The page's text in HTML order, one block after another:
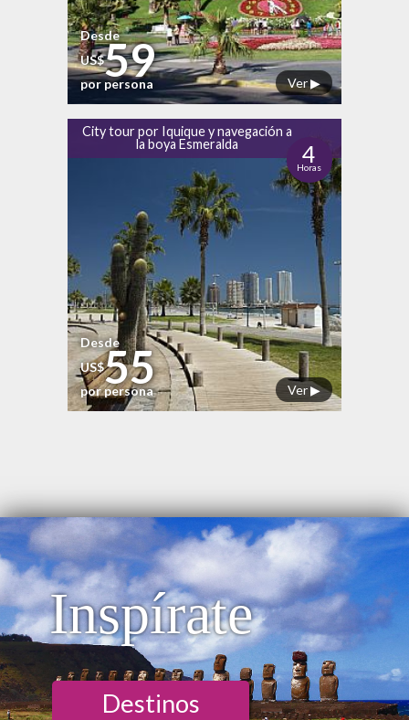
Ver ▶
Desde
US$59
por persona
City tour por Iquique y navegación a
la boya Esmeralda
4
Horas
Ver ▶
Desde
US$55
por persona
Inspírate
Destinos